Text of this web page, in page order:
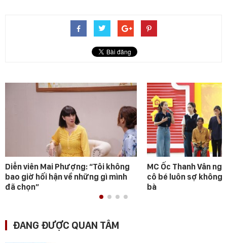
Diễn viên Mai Phượng: “Tôi không
bao giờ hối hận về những gì mình
đã chọn”
MC Ốc Thanh Vân
cô bé luôn sợ không
bà
ĐANG ĐƯỢC QUAN TÂM